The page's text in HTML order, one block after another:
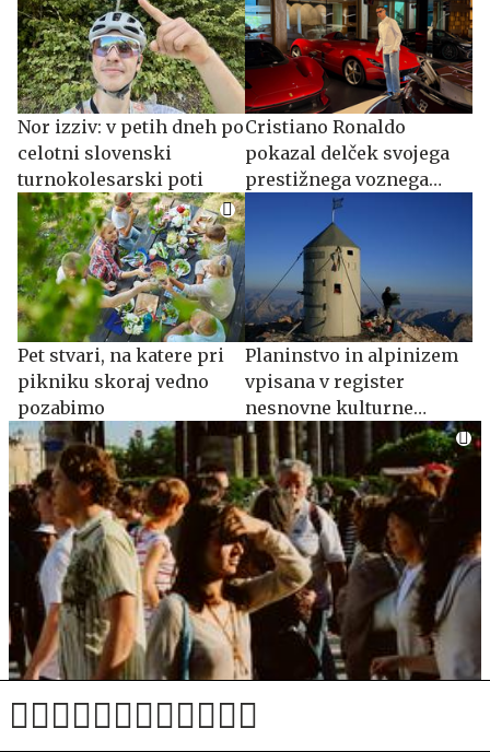
Nor izziv: v petih dneh po
celotni slovenski
turnokolesarski poti
Cristiano Ronaldo
pokazal delček svojega
prestižnega voznega
Pet stvari, na katere pri
pikniku skoraj vedno
pozabimo
Planinstvo in alpinizem
vpisana v register
nesnovne kulturne
dediščine